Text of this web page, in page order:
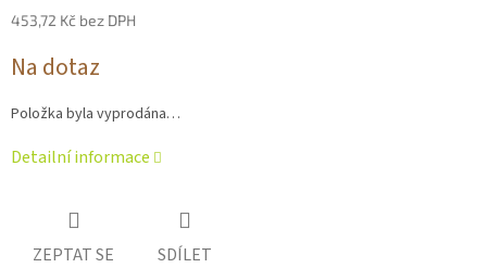
453,72 Kč bez DPH
cena:
Na dotaz
Položka byla vyprodána…
Detailní informace
ZEPTAT SE SDÍLET